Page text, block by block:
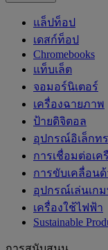
แล็ปท็อป
เดสก์ท็อป
Chromebooks
แท็บเล็ต
จอมอร์นิเตอร์
เครื่องฉายภาพ
ป้ายดิจิตอล
อุปกรณ์อิเล็กท
การเชื่อมต่อเค
การขับเคลื่อน
อุปกรณ์เล่นเก
เครื่องใช้ไฟฟ้า
‌Sustainable